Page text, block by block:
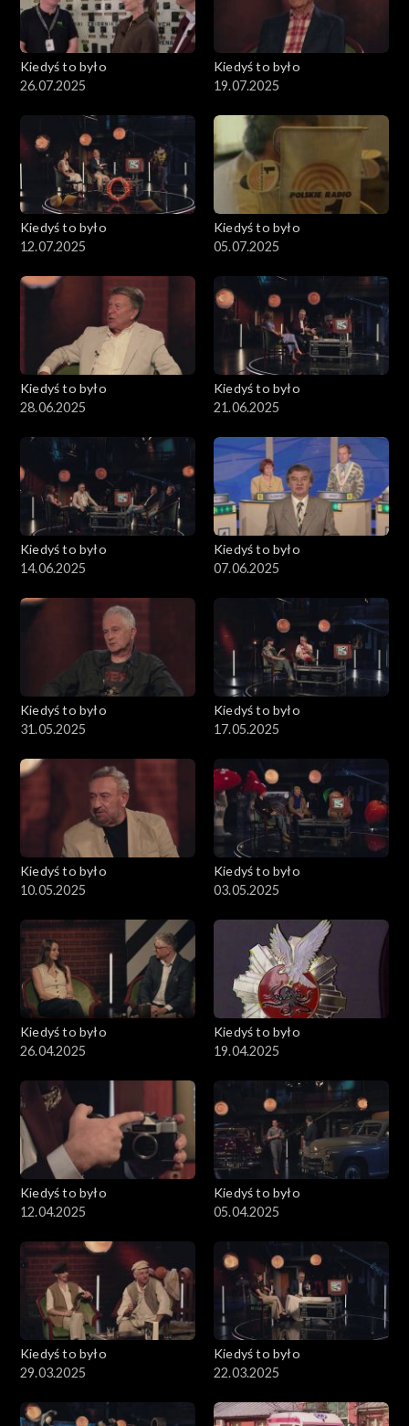
Kiedyś to było
26.07.2025
Kiedyś to było
19.07.2025
Kiedyś to było
12.07.2025
Kiedyś to było
05.07.2025
Kiedyś to było
28.06.2025
Kiedyś to było
21.06.2025
Kiedyś to było
14.06.2025
Kiedyś to było
07.06.2025
Kiedyś to było
31.05.2025
Kiedyś to było
17.05.2025
Kiedyś to było
10.05.2025
Kiedyś to było
03.05.2025
Kiedyś to było
26.04.2025
Kiedyś to było
19.04.2025
Kiedyś to było
12.04.2025
Kiedyś to było
05.04.2025
Kiedyś to było
29.03.2025
Kiedyś to było
22.03.2025